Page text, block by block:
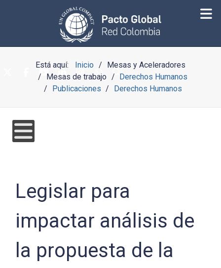
Está aquí: Inicio
Mesas y Aceleradores
Mesas de trabajo
Derechos Humanos
Publicaciones
Derechos Humanos
Legislar para
impactar análisis de
la propuesta de la